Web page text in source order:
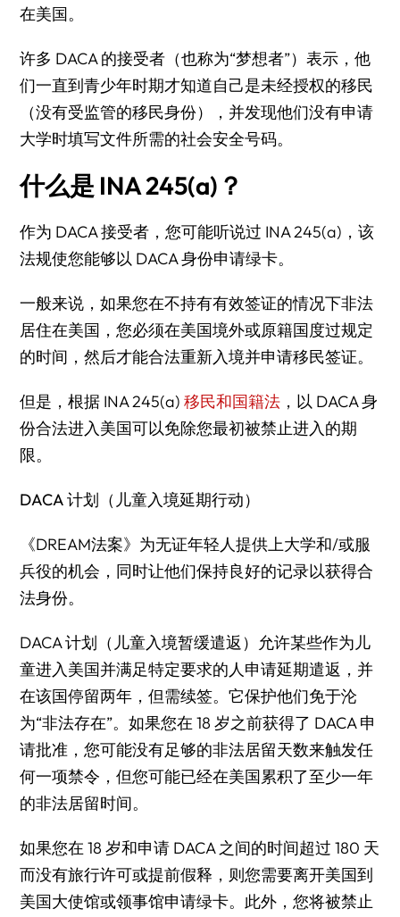
在美国。
许多 DACA 的接受者（也称为“梦想者”）表示，他
们一直到青少年时期才知道自己是未经授权的移民
（没有受监管的移民身份），并发现他们没有申请
大学时填写文件所需的社会安全号码。
什么是 INA 245(a)？
作为 DACA 接受者，您可能听说过 INA 245(a)，该
法规使您能够以 DACA 身份申请绿卡。
一般来说，如果您在不持有有效签证的情况下非法
居住在美国，您必须在美国境外或原籍国度过规定
的时间，然后才能合法重新入境并申请移民签证。
但是，根据 INA 245(a)移民和国籍法 ，以 DACA 身
份合法进入美国可以免除您最初被禁止进入的期
限。
DACA 计划（儿童入境延期行动）
《DREAM法案》为无证年轻人提供上大学和/或服
兵役的机会，同时让他们保持良好的记录以获得合
法身份。
DACA 计划（ 儿童入境暂缓遣返 ）允许某些作为儿
童进入美国并满足特定要求的人申请延期遣返，并
在该国停留两年，但需续签。它保护他们免于沦
为“非法存在”。如果您在 18 岁之前获得了 DACA 申
请批准，您可能没有足够的非法居留天数来触发任
何一项禁令，但您可能已经在美国累积了至少一年
的非法居留时间。
如果您在 18 岁和申请 DACA 之间的时间超过 180 天
而没有旅行许可或提前假释，则您需要离开美国到
美国大使馆或领事馆申请绿卡。此外，您将被禁止